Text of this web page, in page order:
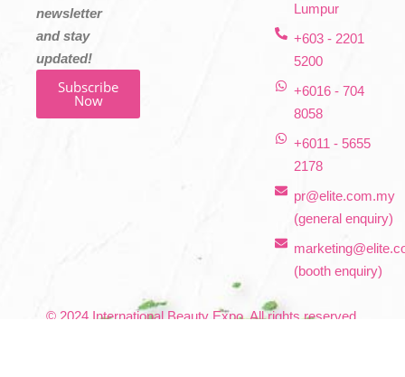
newsletter
and stay
updated!
Subscribe
Now
Lumpur
+603 - 2201
5200
+6016 - 704
8058
+6011 - 5655
2178
pr@elite.com.my
(general enquiry)
(booth enquiry)
© 2024 International Beauty Expo. All rights reserved.